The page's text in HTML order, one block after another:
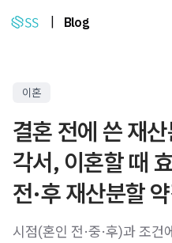
Blog
이혼
결혼 전에 쓴 재
각서, 이혼할 때
전·후 재산분할
시점(혼인 전·중·후)과 조건